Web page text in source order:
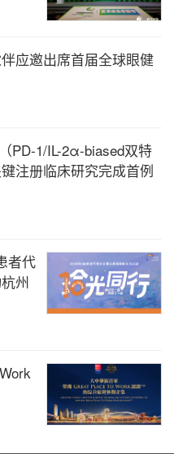
应邀出席首届全球眼健
PD-1/IL-2α-biased双特
注册临床研究完成首例
者代
州